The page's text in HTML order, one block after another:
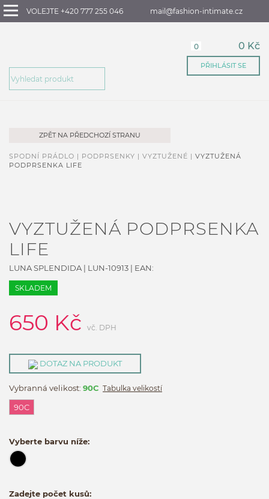
VOLEJTE +420 777 255 046 mail@fashion-intimate.cz
0 0 Kč
PŘIHLÁSIT SE
ZPĚT NA PŘEDCHOZÍ STRANU
SPODNÍ PRÁDLO | PODPRSENKY | VYZTUŽENÉ | VYZTUŽENÁ
PODPRSENKA LIFE
VYZTUŽENÁ PODPRSENKA
LIFE
LUNA SPLENDIDA | LUN-10913 | EAN:
SKLADEM
650 Kč vč. DPH
DOTAZ NA PRODUKT
Vybranná velikost: 90C Tabulka velikostí
90C
Vyberte barvu níže:
Zadejte počet kusů: